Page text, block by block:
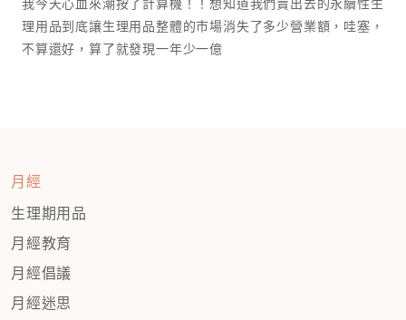
理用品到底讓生理用品整體的市場消失了多少營業額，哇塞，
不算還好，算了就發現一年少一億￼￼
月經
生理期用品
月經教育
月經倡議
月經迷思